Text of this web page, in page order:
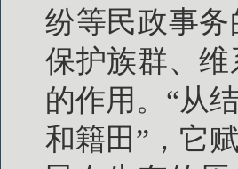
纷等民政事
保护族群、
的作用。“从
和籍田”，它